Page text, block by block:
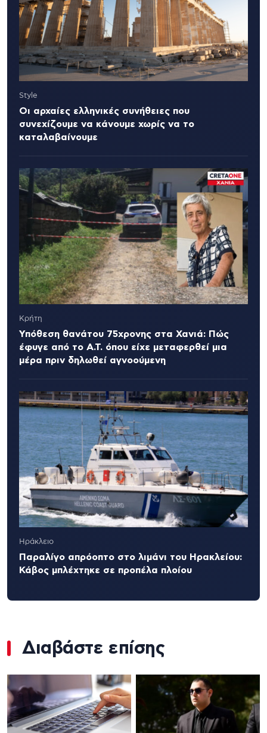
Style
Οι αρχαίες ελληνικές συνήθειες που
συνεχίζουμε να κάνουμε χωρίς να το
καταλαβαίνουμε
Κρήτη
Υπόθεση θανάτου 75χρονης στα Χανιά: Πώς
έφυγε από το Α.Τ. όπου είχε μεταφερθεί μια
μέρα πριν δηλωθεί αγνοούμενη
Ηράκλειο
Παραλίγο απρόοπτο στο λιμάνι του Ηρακλείου:
Κάβος μπλέχτηκε σε προπέλα πλοίου
Διαβάστε επίσης